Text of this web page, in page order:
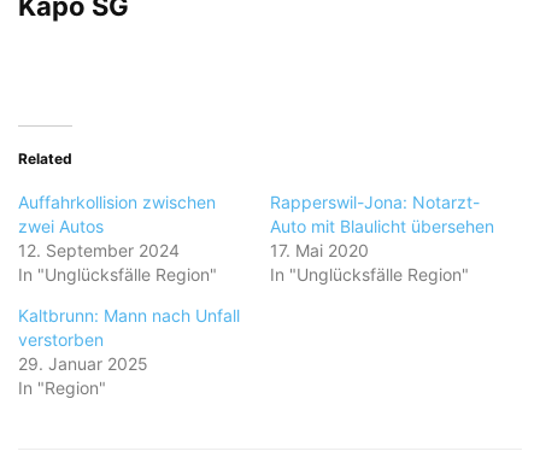
Related
Auffahrkollision zwischen
zwei Autos
12. September 2024
In "Unglücksfälle Region"
Rapperswil-Jona: Notarzt-
Auto mit Blaulicht übersehen
17. Mai 2020
In "Unglücksfälle Region"
Kaltbrunn: Mann nach Unfall
verstorben
29. Januar 2025
In "Region"